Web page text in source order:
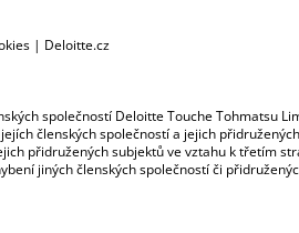
| Deloitte.cz
společností Deloitte Touche Tohmatsu
členských společností a jejich
přidružených subjektů ve vztahu k třetím
jiných členských společností či